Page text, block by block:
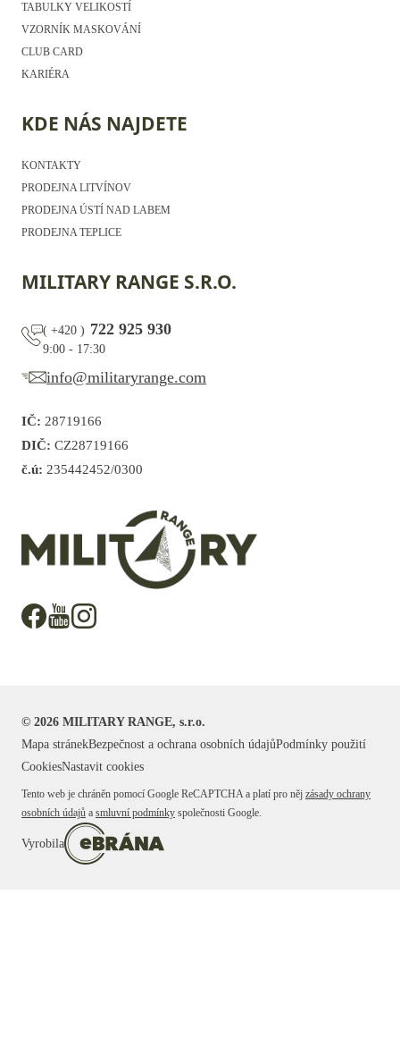
TABULKY VELIKOSTÍ
VZORNÍK MASKOVÁNÍ
CLUB CARD
KARIÉRA
KDE NÁS NAJDETE
KONTAKTY
PRODEJNA LITVÍNOV
PRODEJNA ÚSTÍ NAD LABEM
PRODEJNA TEPLICE
MILITARY RANGE S.R.O.
( +420 ) 722 925 930
9:00 - 17:30
info@militaryrange.com
IČ: 28719166
DIČ: CZ28719166
č.ú: 235442452/0300
© 2026 MILITARY RANGE, s.r.o.
Mapa stránekBezpečnost a ochrana osobních údajůPodmínky použití
CookiesNastavit cookies
Tento web je chráněn pomocí Google ReCAPTCHA a platí pro něj zásady ochrany
osobních údajů a smluvní podmínky společnosti Google.
Vyrobila